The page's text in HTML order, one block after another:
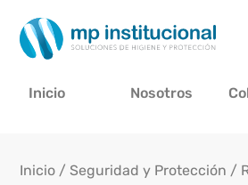
Inicio Nosotros
Inicio / Seguridad y Protección /